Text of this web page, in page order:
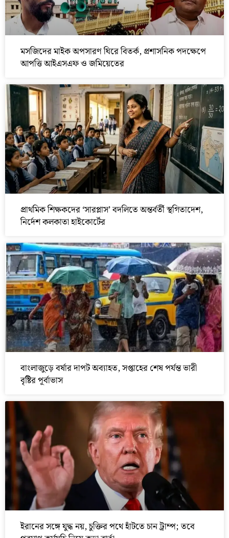
মসজিদের মাইক অপসারণ ঘিরে বিতর্ক, প্রশাসনিক পদক্ষেপে
আপত্তি আইএসএফ ও জমিয়েতের
প্রাথমিক শিক্ষকদের ‘সারপ্লাস’ বদলিতে অন্তর্বর্তী স্থগিতাদেশ,
নির্দেশ কলকাতা হাইকোর্টের
বাংলাজুড়ে বর্ষার দাপট অব্যাহত, সপ্তাহের শেষ পর্যন্ত ভারী
বৃষ্টির পূর্বাভাস
ইরানের সঙ্গে যুদ্ধ নয়, চুক্তির পথে হাঁটতে চান ট্রাম্প; তবে